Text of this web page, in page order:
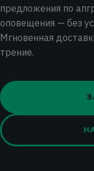
предложения по
оповещения — без
Мгновенная
трение.